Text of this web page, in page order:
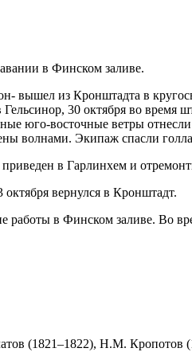
в Финском заливе.
вышел из Кронштадта в
Гельсинор, 30 октября во
восточные ветры отнесли
волнами. Экипаж спасли
в Гарлинхем и
вернулся в Кронштадт.
работы в Финском заливе. Во
(1821–1822), Н.М. Кропотов